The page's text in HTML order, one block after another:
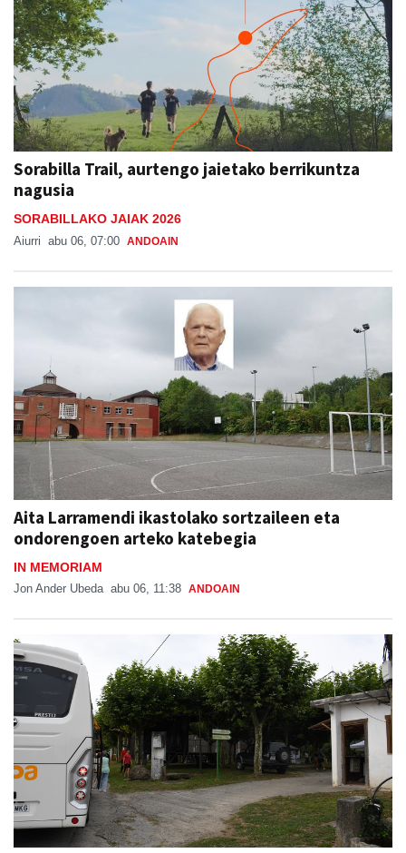
Sorabilla Trail, aurtengo jaietako berrikuntza
nagusia
SORABILLAKO JAIAK 2026
Aiurri abu 06, 07:00 ANDOAIN
Aita Larramendi ikastolako sortzaileen eta
ondorengoen arteko katebegia
IN MEMORIAM
Jon Ander Ubeda abu 06, 11:38 ANDOAIN